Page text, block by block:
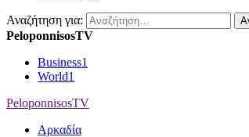
Αναζήτηση για:
PeloponnisosTV
Business1
World1
PeloponnisosTV
Αρκαδία